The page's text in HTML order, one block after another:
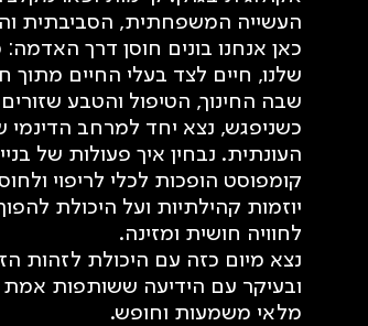
העשייה המשפחתית, הסביבתית
כאן אנחנו בונים חוסן דרך
שלנו, חיים לצד בעלי החיים מתוך
שבה החינוך, הטיפול והטבע
כשניפגש, נצא יחד למרחב הדינמי
העונתית. נבחין איך פעולות של
קומפוסט הופכות לכלי לריפוי
יוזמות קהילתיות ועל היכולת
לחוויה חושית ומזינה.
נצא מיום כזה עם היכולת לזהות
ובעיקר עם הידיעה ששותפות
מלאי משמעות וחופש.